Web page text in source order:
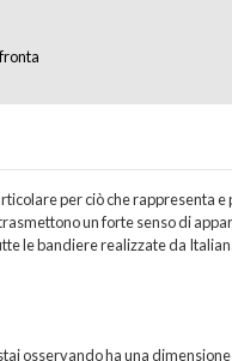
per ciò che rappresenta e
un forte senso di
le bandiere realizzate da
osservando ha una